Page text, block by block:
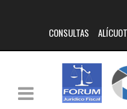
CONSULTAS